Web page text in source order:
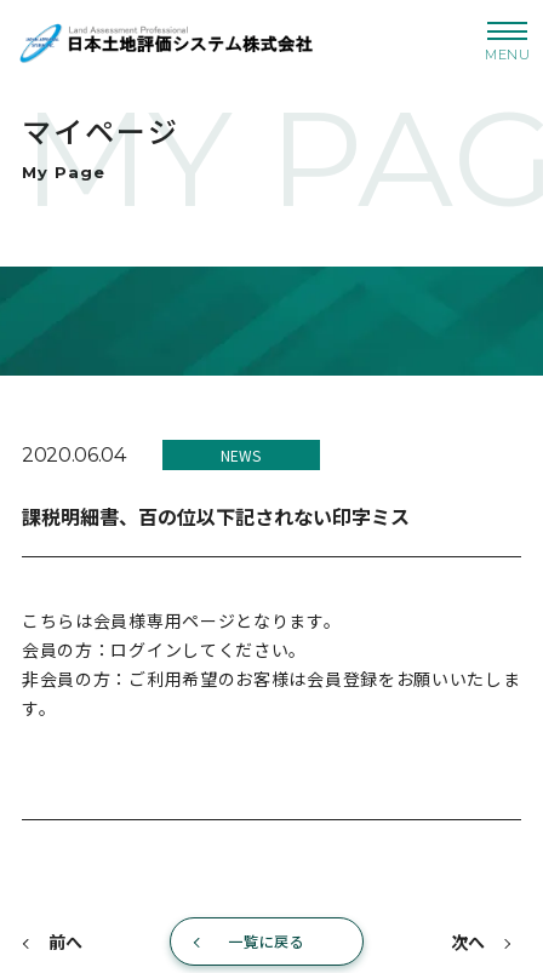
MENU
MY
マイページ
My Page
2020.06.04 NEWS
課税明細書、百の位以下記されない印字ミス
こちらは会員様専用ページとなります。
会員の方：ログインしてください。
非会員の方：ご利用希望のお客様は会員登録をお願いいたしま
す。
前へ 一覧に戻る 次へ